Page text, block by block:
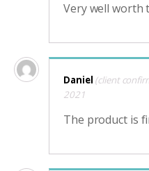
Very well worth
Daniel (client
2021
The product is